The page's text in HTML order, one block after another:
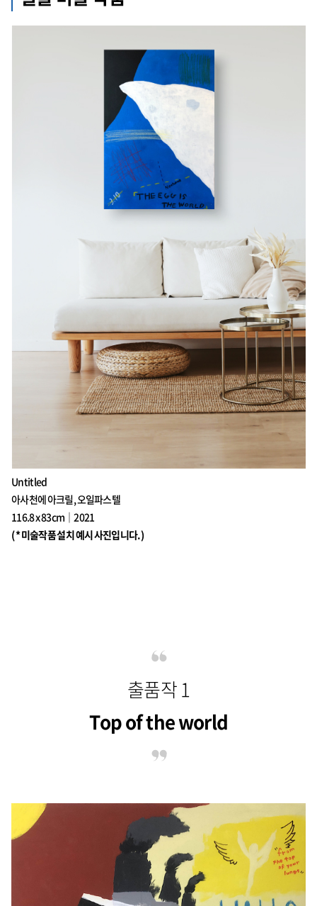
Untitled
아사천에 아크릴, 오일파스텔
116.8 x 83cm｜2021
( * 미술작품 설치 예시 사진입니다.)
출품작 1
Top of the world